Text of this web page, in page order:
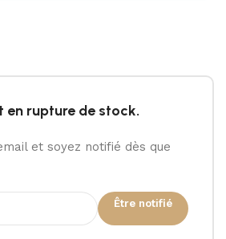
en rupture de stock.
et soyez notifié dès que
Être notifié